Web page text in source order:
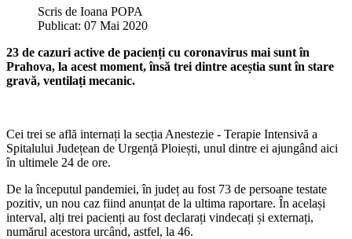
Scris de Ioana POPA
Publicat: 07 Mai 2020
23 de cazuri active de pacienți cu coronavirus mai sunt în
Prahova, la acest moment, însă trei dintre aceștia sunt în stare
gravă, ventilați mecanic.
Cei trei se află internați la secția Anestezie - Terapie Intensivă a
Spitalului Județean de Urgență Ploiești, unul dintre ei ajungând aici
în ultimele 24 de ore.
De la începutul pandemiei, în județ au fost 73 de persoane testate
pozitiv, un nou caz fiind anunțat de la ultima raportare. În același
interval, alți trei pacienți au fost declarați vindecați și externați,
numărul acestora urcând, astfel, la 46.